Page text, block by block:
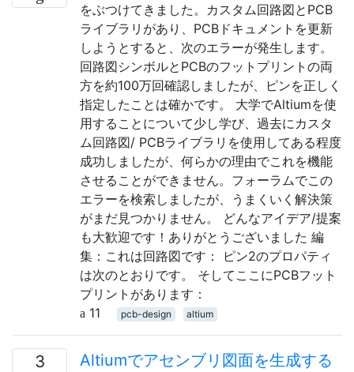
をぶつけてきました。カスタム回路図とPCB
ライブラリがあり、PCBドキュメントを更新
しようとすると、次のエラーが発生します。
回路図シンボルとPCBのフットプリントの両
方を約100万回確認しましたが、ピンを正しく
指定したことは確かです。 大学でAltiumを使
用することについて少し学び、過去にカスタ
ム回路図/ PCBライブラリを使用してある程度
成功しましたが、何らかの理由でこれを機能
させることができません。フォーラムでこの
エラーを検索しましたが、うまくいく解決策
がまだ見つかりません。 どんなアイデア/提案
も大歓迎です！ありがとうございました 編
集：これは回路図です： ピン2のプロパティ
は次のとおりです。 そしてここにPCBフット
プリントがあります：
11
pcb-design altium
3 Altiumでアセンブリ図面を生成する